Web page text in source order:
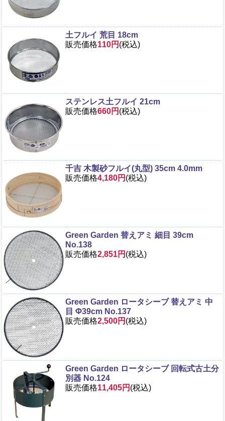
土フルイ 荒目 18cm
販売価格110円 (税込)
ステンレス土フルイ 21cm
販売価格660円 (税込)
千吉 木製砂フルイ(丸型) 35cm 4.0mm
販売価格4,180円 (税込)
Green Garden 替えアミ 細目 39cm
No.138
販売価格2,851円 (税込)
Green Garden ロータシーブ 替えアミ 中
目 Φ39cm No.137
販売価格2,500円 (税込)
Green Garden ロータシーブ 回転式古土分
別器 No.124
販売価格11,405円 (税込)